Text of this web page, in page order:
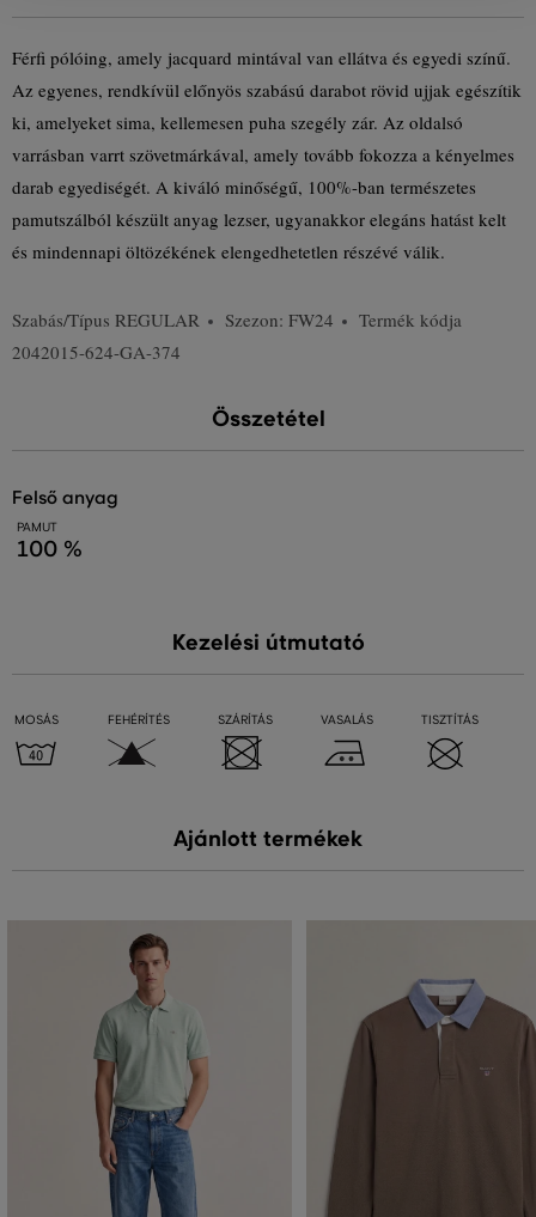
Férfi pólóing, amely jacquard mintával van ellátva és egyedi színű.
Az egyenes, rendkívül előnyös szabású darabot rövid ujjak egészítik
ki, amelyeket sima, kellemesen puha szegély zár. Az oldalsó
varrásban varrt szövetmárkával, amely tovább fokozza a kényelmes
darab egyediségét. A kiváló minőségű, 100%-ban természetes
pamutszálból készült anyag lezser, ugyanakkor elegáns hatást kelt
és mindennapi öltözékének elengedhetetlen részévé válik.
Szabás/Típus REGULAR Szezon: FW24
Termék kódja
2042015-624-GA-374
Összetétel
felső anyag
PAMUT
100 %
Kezelési útmutató
MOSÁS FEHÉRÍTÉS SZÁRÍTÁS VASALÁS TISZTÍTÁS
Ajánlott termékek